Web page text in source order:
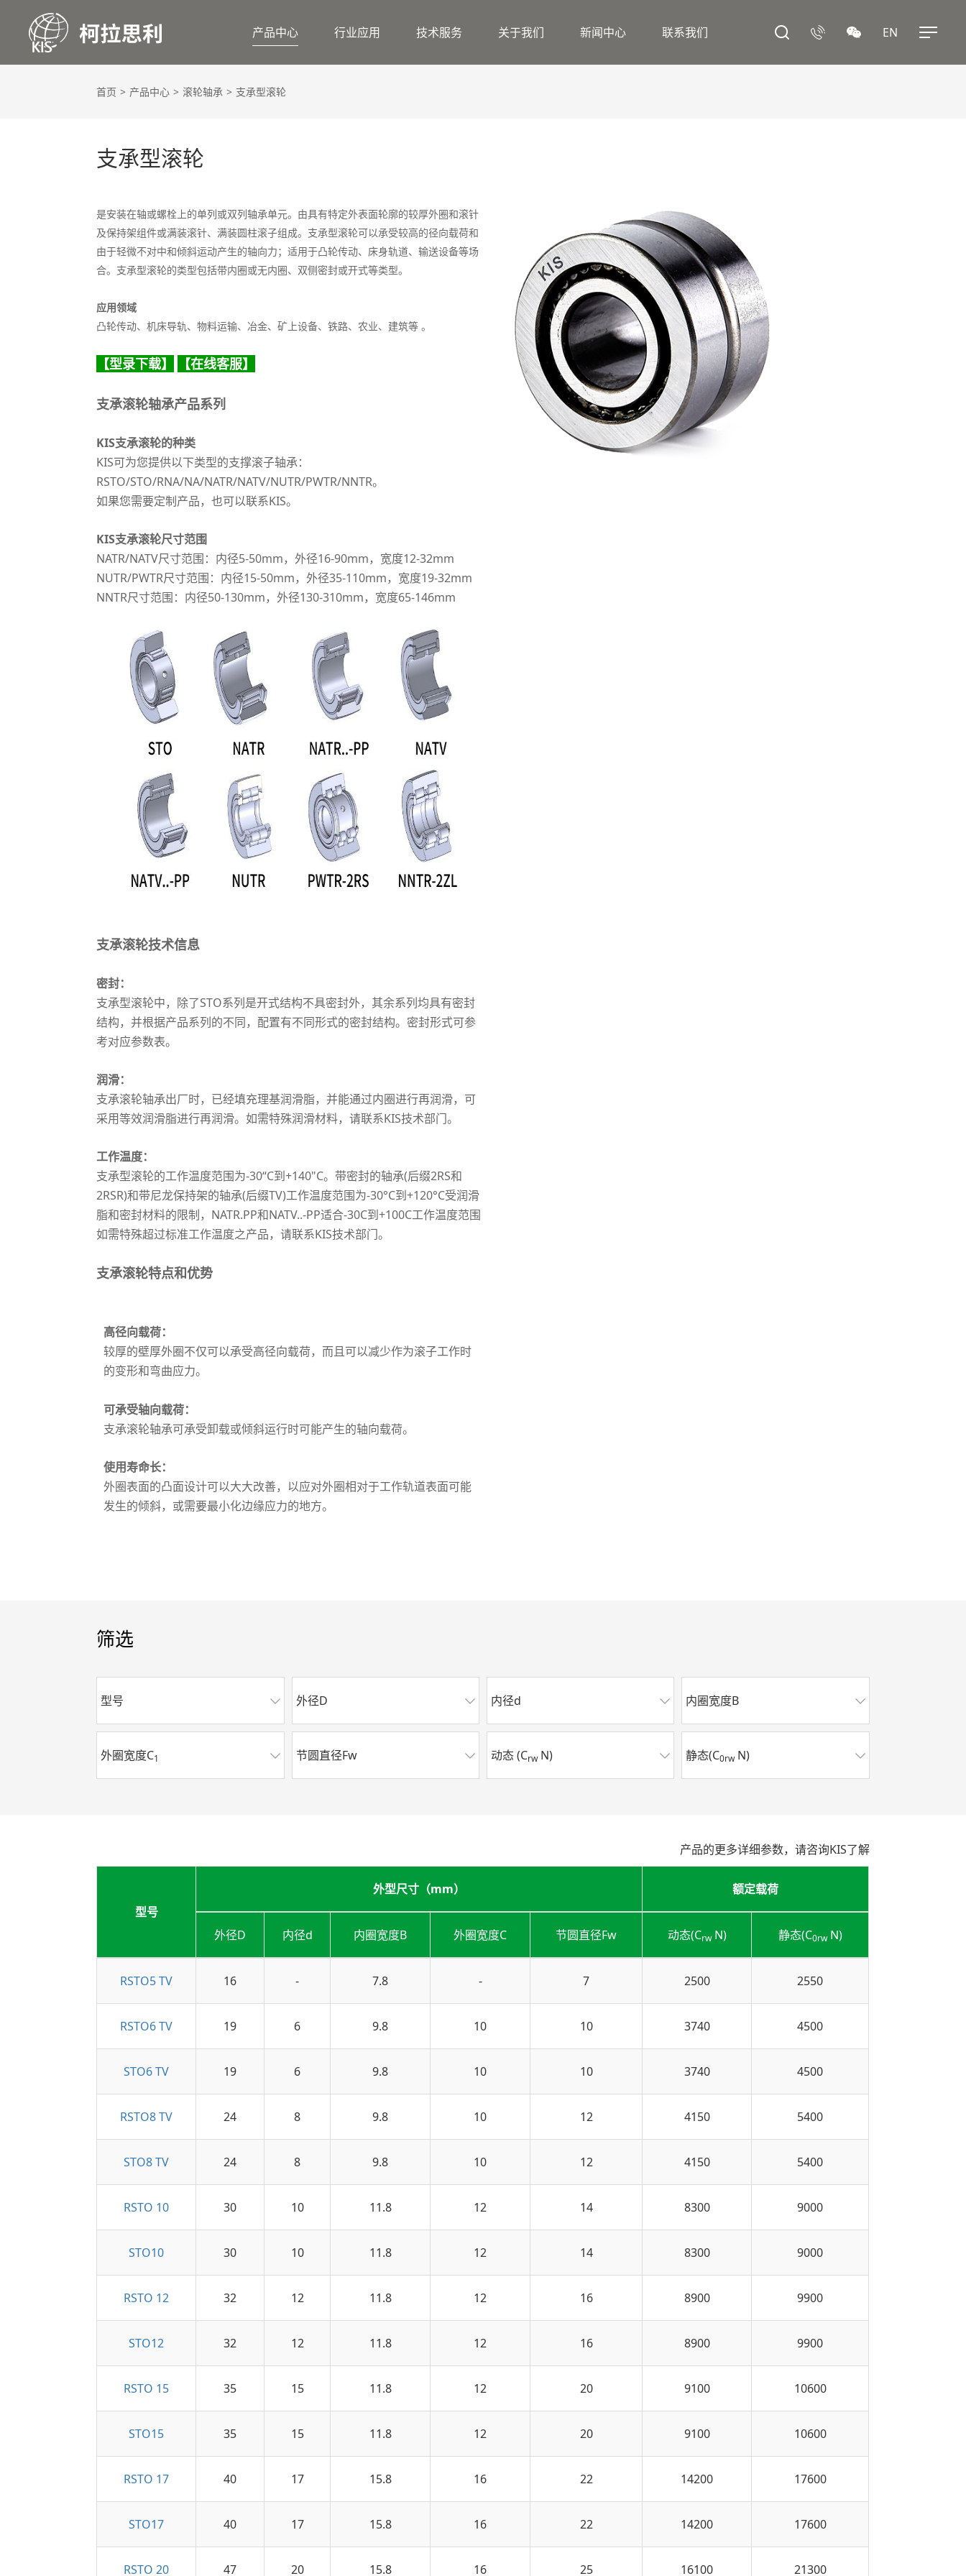
产品中心 行业应用 技术服务 关于我们 新闻中心 联系我们 EN
首页 产品中心 滚轮轴承 支承型滚轮
支承型滚轮
是安装在轴或螺栓上的单列或双列轴承单元。由具有特定外表面轮廓的较厚外圈和滚针
及保持架组件或满装滚针、满装圆柱滚子组成。支承型滚轮可以承受较高的径向载荷和
由于轻微不对中和倾斜运动产生的轴向力；适用于凸轮传动、床身轨道、输送设备等场
合。支承型滚轮的类型包括带内圈或无内圈、双侧密封或开式等类型。
应用领域
凸轮传动、机床导轨、物料运输、冶金、矿上设备、铁路、农业、建筑等 。
【型录下载】 【在线客服】
支承滚轮轴承产品系列
KIS支承滚轮的种类
KIS可为您提供以下类型的支撑滚子轴承：
RSTO/STO/RNA/NA/NATR/NATV/NUTR/PWTR/NNTR。
如果您需要定制产品，也可以联系KIS。
KIS支承滚轮尺寸范围
NATR/NATV尺寸范围：内径5-50mm，外径16-90mm，宽度12-32mm
NUTR/PWTR尺寸范围：内径15-50mm，外径35-110mm，宽度19-32mm
NNTR尺寸范围：内径50-130mm，外径130-310mm，宽度65-146mm
支承滚轮技术信息
密封：
支承型滚轮中，除了STO系列是开式结构不具密封外，其余系列均具有密封
结构，并根据产品系列的不同，配置有不同形式的密封结构。密封形式可参
考对应参数表。
润滑：
支承滚轮轴承出厂时，已经填充理基润滑脂，并能通过内圈进行再润滑，可
采用等效润滑脂进行再润滑。如需特殊润滑材料，请联系KIS技术部门。
工作温度：
支承型滚轮的工作温度范围为-30“C到+140"C。带密封的轴承(后缀2RS和
2RSR)和带尼龙保持架的轴承(后缀TV)工作温度范围为-30°C到+120°C受润滑
脂和密封材料的限制，NATR.PP和NATV..-PP适合-30C到+100C工作温度范围
如需特殊超过标准工作温度之产品，请联系KIS技术部门。
支承滚轮特点和优势
高径向载荷：
较厚的壁厚外圈不仅可以承受高径向载荷，而且可以减少作为滚子工作时
的变形和弯曲应力。
可承受轴向载荷：
支承滚轮轴承可承受卸载或倾斜运行时可能产生的轴向载荷。
使用寿命长：
外圈表面的凸面设计可以大大改善，以应对外圈相对于工作轨道表面可能
发生的倾斜，或需要最小化边缘应力的地方。
筛选
型号 外径D 内径d 内圈宽度B
外圈宽度C1 节圆直径Fw 动态 (CrwN) 静态(C0rwN)
产品的更多详细参数，请咨询KIS了解
型号
外型尺寸（mm） 额定载荷
外径D 内径d 内圈宽度B 外圈宽度C 节圆直径Fw 动态(CrwN) 静态(C0rwN)
RSTO5 TV 16 - 7.8 - 7 2500 2550
RSTO6 TV 19 6 9.8 10 10 3740 4500
STO6 TV 19 6 9.8 10 10 3740 4500
RSTO8 TV 24 8 9.8 10 12 4150 5400
STO8 TV 24 8 9.8 10 12 4150 5400
RSTO 10 30 10 11.8 12 14 8300 9000
STO10 30 10 11.8 12 14 8300 9000
RSTO 12 32 12 11.8 12 16 8900 9900
STO12 32 12 11.8 12 16 8900 9900
RSTO 15 35 15 11.8 12 20 9100 10600
STO15 35 15 11.8 12 20 9100 10600
RSTO 17 40 17 15.8 16 22 14200 17600
STO17 40 17 15.8 16 22 14200 17600
RSTO 20 47 20 15.8 16 25 16100 21300